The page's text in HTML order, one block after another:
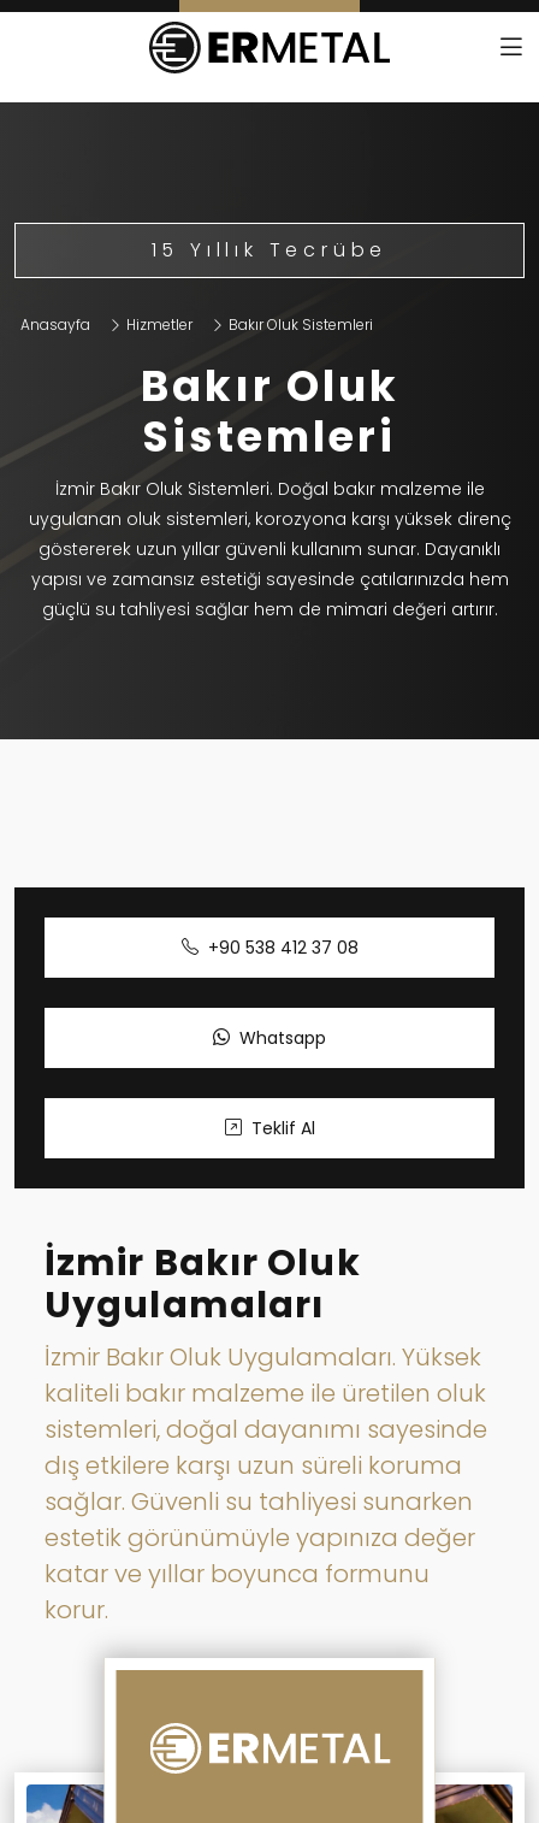
15 Yıllık Tecrübe
Anasayfa Hizmetler Bakır Oluk Sistemleri
Bakır Oluk
Sistemleri
İzmir Bakır Oluk Sistemleri. Doğal bakır malzeme ile
uygulanan oluk sistemleri, korozyona karşı yüksek direnç
göstererek uzun yıllar güvenli kullanım sunar. Dayanıklı
yapısı ve zamansız estetiği sayesinde çatılarınızda hem
güçlü su tahliyesi sağlar hem de mimari değeri artırır.
+90 538 412 37 08
Whatsapp
Teklif Al
İzmir Bakır Oluk
Uygulamaları
İzmir Bakır Oluk Uygulamaları. Yüksek
kaliteli bakır malzeme ile üretilen oluk
sistemleri, doğal dayanımı sayesinde
dış etkilere karşı uzun süreli koruma
sağlar. Güvenli su tahliyesi sunarken
estetik görünümüyle yapınıza değer
katar ve yıllar boyunca formunu
korur.